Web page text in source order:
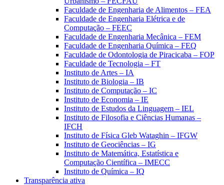
Faculdade de Engenharia de Alimentos – FEA
Faculdade de Engenharia Elétrica e de
Computação – FEEC
Faculdade de Engenharia Mecânica – FEM
Faculdade de Engenharia Química – FEQ
Faculdade de Odontologia de Piracicaba – FOP
Faculdade de Tecnologia – FT
Instituto de Artes – IA
Instituto de Biologia – IB
Instituto de Computação – IC
Instituto de Economia – IE
Instituto de Estudos da Linguagem – IEL
Instituto de Filosofia e Ciências Humanas –
IFCH
Instituto de Física Gleb Wataghin – IFGW
Instituto de Geociências – IG
Instituto de Matemática, Estatística e
Computação Científica – IMECC
Instituto de Química – IQ
Transparência ativa